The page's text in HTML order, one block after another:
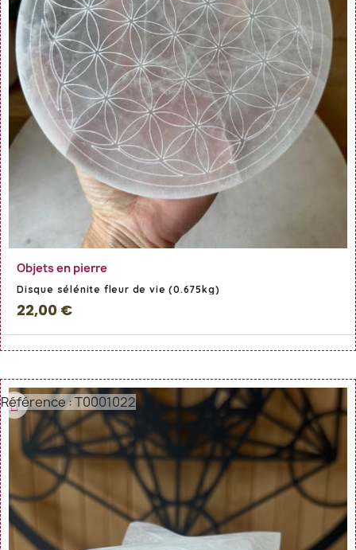
Objets en pierre
Disque sélénite fleur de vie (0.675kg)
22,00 €
Référence : T0001022